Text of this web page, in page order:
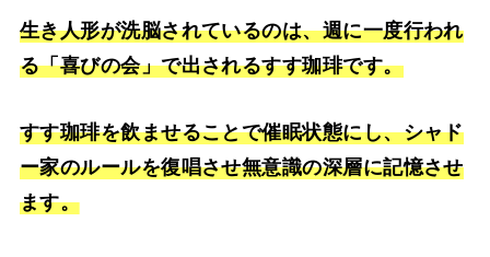
生き人形が洗脳されているのは、週に一度行われ
る「喜びの会」で出されるすす珈琲です。
すす珈琲を飲ませることで催眠状態にし、シャド
ー家のルールを復唱させ無意識の深層に記憶させ
ます。